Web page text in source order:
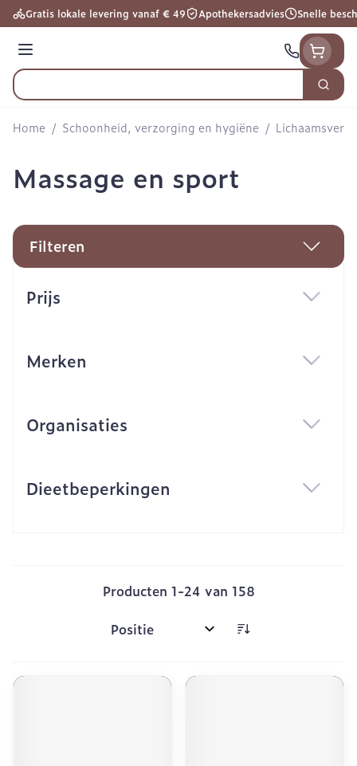
Ga naar de inhoud
Gratis lokale levering vanaf € 49 Apothekersadvies Snelle
Menu
Product, merk, categorie...
Zoek
Home / Schoonheid, verzorging en hygiëne /
Massage en sport
Filteren
Prijs
Merken
Organisaties
Dieetbeperkingen
Producten 1-24 van 158
Sorteer op: